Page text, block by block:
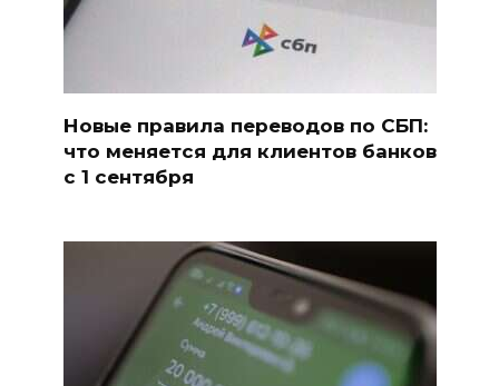
Новые правила переводов по СБП:
что меняется для клиентов банков
с 1 сентября